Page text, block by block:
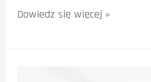
Pozycjonowanie
Dowiedz się więcej »